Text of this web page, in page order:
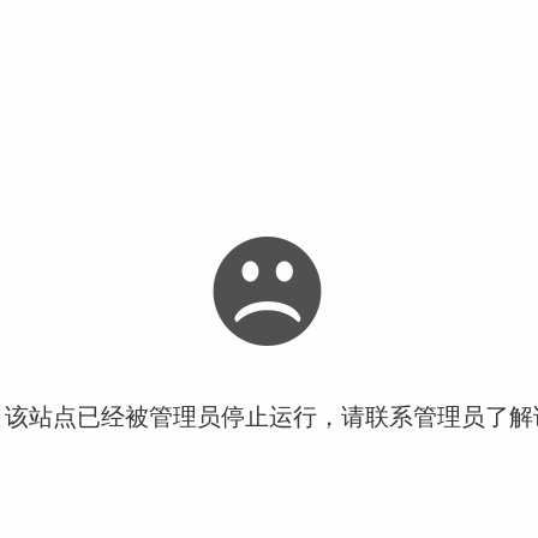
站点已经被管理员停止运行，请联系管理员了